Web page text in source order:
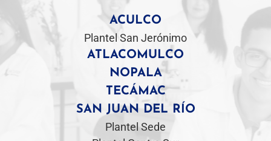
ACULCO
Plantel San Jerónimo
ATLACOMULCO
NOPALA
TECÁMAC
SAN JUAN DEL RÍO
Plantel Sede